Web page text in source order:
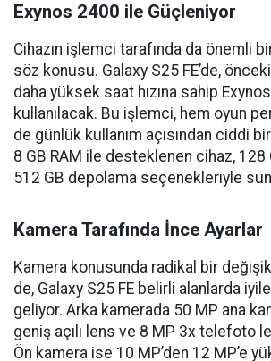
Exynos 2400 ile Güçleniyor
Cihazın işlemci tarafında da önemli
söz konusu. Galaxy S25 FE’de,
daha yüksek saat hızına sahip
kullanılacak. Bu işlemci, hem oyun
de günlük kullanım açısından ciddi
8 GB RAM ile desteklenen cihaz, 128
512 GB depolama seçenekleriyle
Kamera Tarafında İnce Ayarlar
Kamera konusunda radikal bir
de, Galaxy S25 FE belirli alanlarda
geliyor. Arka kamerada 50 MP ana
geniş açılı lens ve 8 MP 3x telefoto
Ön kamera ise 10 MP’den 12 MP’e